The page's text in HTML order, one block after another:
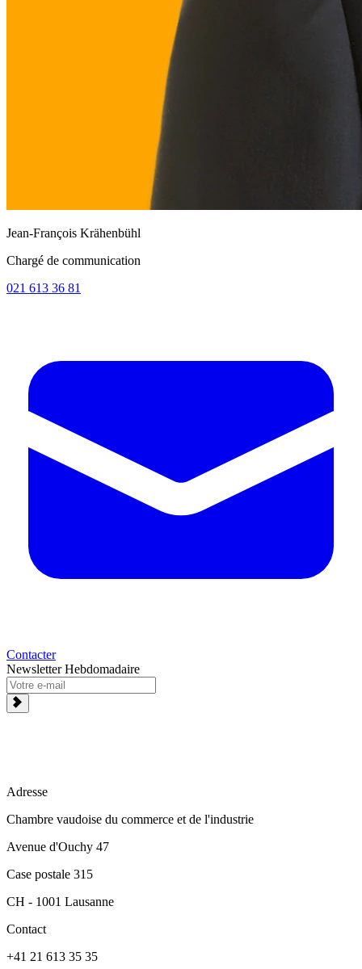
Jean-François Krähenbühl
Chargé de communication
021 613 36 81
Contacter
Newsletter Hebdomadaire
Adresse
Chambre vaudoise du commerce et de l'industrie
Avenue d'Ouchy 47
Case postale 315
CH - 1001 Lausanne
Contact
+41 21 613 35 35